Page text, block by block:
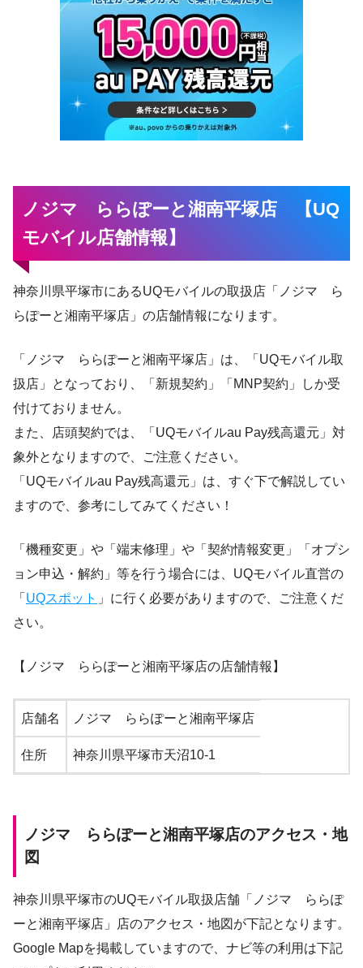
ノジマ ららぽーと湘南平塚店 【UQ
モバイル店舗情報】
神奈川県平塚市にあるUQモバイルの取扱店「ノジマ ら
らぽーと湘南平塚店」の店舗情報になります。
「ノジマ ららぽーと湘南平塚店」は、「UQモバイル取
扱店」となっており、「新規契約」「MNP契約」しか受
付けておりません。
また、店頭契約では、「UQモバイルau Pay残高還元」対
象外となりますので、ご注意ください。
「UQモバイルau Pay残高還元」は、すぐ下で解説してい
ますので、参考にしてみてください！
「機種変更」や「端末修理」や「契約情報変更」「オプシ
ョン申込・解約」等を行う場合には、UQモバイル直営の
「 UQスポット 」に行く必要がありますので、ご注意くだ
さい。
【ノジマ ららぽーと湘南平塚店の店舗情報】
店舗名 ノジマ ららぽーと湘南平塚店
住所 神奈川県平塚市天沼10-1
ノジマ ららぽーと湘南平塚店のアクセス・地
図
神奈川県平塚市のUQモバイル取扱店舗「ノジマ ららぽ
ーと湘南平塚店」店のアクセス・地図が下記となります。
Google Mapを掲載していますので、ナビ等の利用は下記